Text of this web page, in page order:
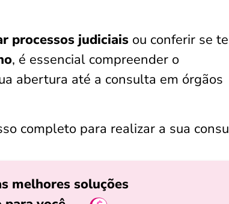
processos judiciais ou conferir se
, é essencial compreender o
abertura até a consulta em órgãos
completo para realizar a sua
melhores soluções